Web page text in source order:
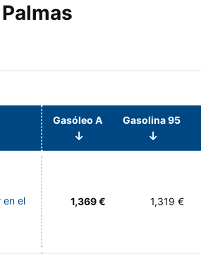
Gasóleo A Gasolina 95
en el
1,369 € 1,319 €